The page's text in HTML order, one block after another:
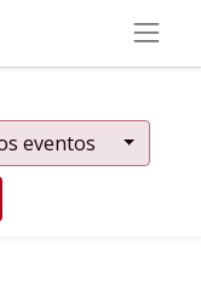
eventos